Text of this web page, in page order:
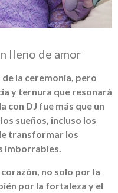
lleno de amor
la ceremonia, pero
y ternura que resonará
con DJ fue más que un
sueños, incluso los
transformar los
imborrables.
no solo por la
por la fortaleza y el